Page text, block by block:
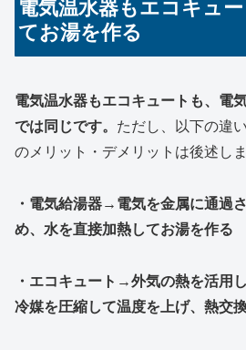
電気温水器もエコキュ
てお湯を作る
電気温水器もエコキュートも、電
では同じです。 ただし、以下の違
のメリット・デメリットは後述しま
・電気給湯器→電気を金属に通過
め、水を直接加熱してお湯を作る
・エコキュート→外気の熱を活用
冷媒を圧縮して温度を上げ、熱交